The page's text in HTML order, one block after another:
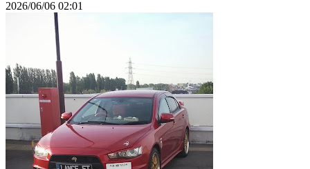
2026/06/06 02:01